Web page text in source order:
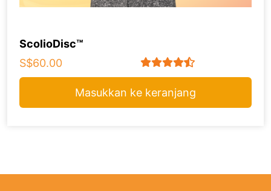
ScolioDisc™
S$60.00
Masukkan ke keranjang